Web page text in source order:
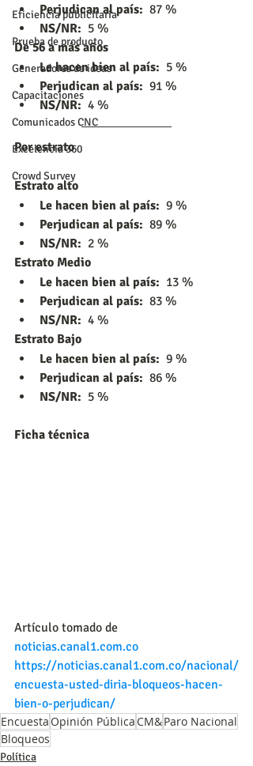
Eficiencia publicitaria
Prueba de producto
Generadores de ideas
Capacitaciones
Comunicados CNC
Excelencia 360
Crowd Survey
Perjudican al país: 87 %
NS/NR: 5 %
De 56 a más años
Le hacen bien al país: 5 %
Perjudican al país: 91 %
NS/NR: 4 %
Por estrato
Estrato alto
Le hacen bien al país:
  9 %
Perjudican al país: 89 %
NS/NR: 2 %
Estrato Medio
Le hacen bien al país: 13 %
Perjudican al país: 83 %
NS/NR: 4 %
Estrato Bajo
Le hacen bien al país: 9 %
Perjudican al país: 86 %
NS/NR: 5 %
Ficha técnica
Artículo tomado de
noticias.canal1.com.co
https://noticias.canal1.com.co/nacional/
encuesta-usted-diria-bloqueos-hacen-
bien-o-perjudican/
EncuestaOpinión PúblicaCM&Paro Nacional
Bloqueos
Política